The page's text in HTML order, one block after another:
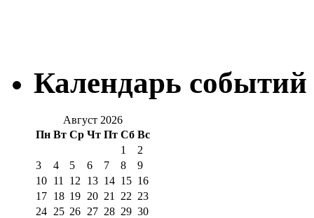
Календарь событий
Август 2026
Пн Вт Ср Чт Пт Сб Вс
1
2
3
4 5 6 7 8
9
10 11 12 13 14 15 16
17 18 19 20 21 22 23
24 25 26 27 28 29 30